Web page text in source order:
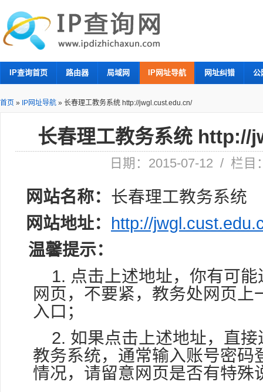
IP查询首页 路由器 局域网 IP网址导航 网址纠错 公
首页 » IP网址导航 » 长春理工教务系统 http://jwgl.cust.edu.cn/
长春理工教务系统
日期：2015-07-12 / 栏目
网站名称： 长春理工教务系统
网站地址： http://
温馨提示：
1. 点击上述地址，你有可
网页，不要紧，教务处网页上
入口；
2. 如果点击上述地址，直
教务系统，通常输入账号密码
情况，请留意网页是否有特殊